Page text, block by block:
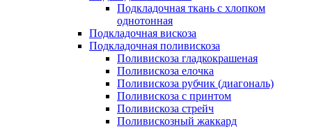
Подкладочная ткань с хлопком
однотонная
Подкладочная вискоза
Подкладочная поливискоза
Поливискоза гладкокрашеная
Поливискоза елочка
Поливискоза рубчик (диагональ)
Поливискоза с принтом
Поливискоза стрейч
Поливискозный жаккард